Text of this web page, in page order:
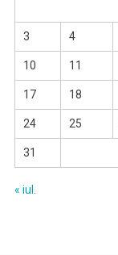
3 4
10 11
17 18
24 25
31
« iul.